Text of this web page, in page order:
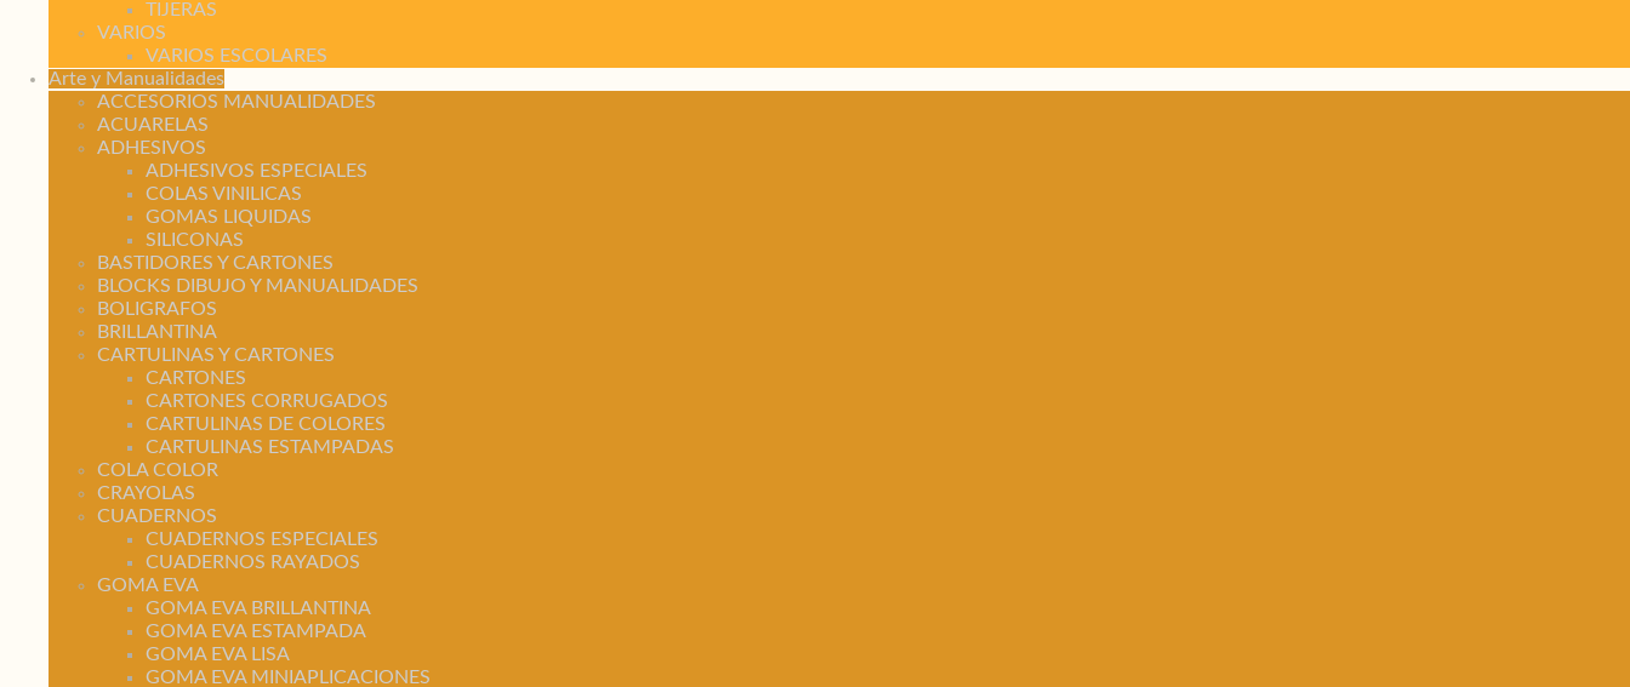
TIJERAS
VARIOS
VARIOS ESCOLARES
Arte y Manualidades
ACCESORIOS MANUALIDADES
ACUARELAS
ADHESIVOS
ADHESIVOS ESPECIALES
COLAS VINILICAS
GOMAS LIQUIDAS
SILICONAS
BASTIDORES Y CARTONES
BLOCKS DIBUJO Y MANUALIDADES
BOLIGRAFOS
BRILLANTINA
CARTULINAS Y CARTONES
CARTONES
CARTONES CORRUGADOS
CARTULINAS DE COLORES
CARTULINAS ESTAMPADAS
COLA COLOR
CRAYOLAS
CUADERNOS
CUADERNOS ESPECIALES
CUADERNOS RAYADOS
GOMA EVA
GOMA EVA BRILLANTINA
GOMA EVA ESTAMPADA
GOMA EVA LISA
GOMA EVA MINIAPLICACIONES